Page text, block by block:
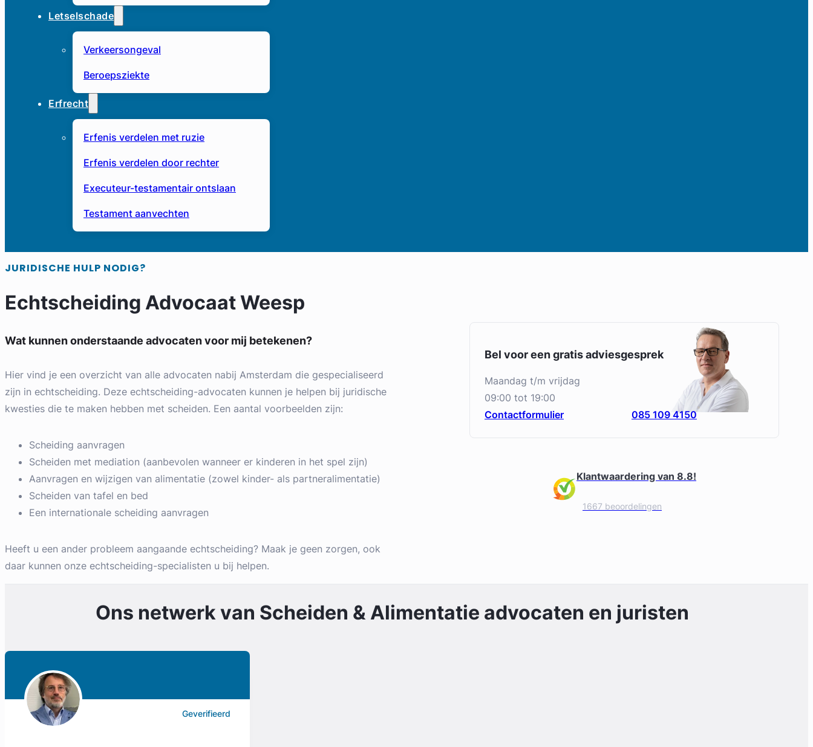
Letselschade
Verkeersongeval
Beroepsziekte
Erfrecht
Erfenis verdelen met ruzie
Erfenis verdelen door rechter
Executeur-testamentair ontslaan
Testament aanvechten
JURIDISCHE HULP NODIG?
Echtscheiding Advocaat Weesp
Wat kunnen onderstaande advocaten voor mij betekenen?
Hier vind je een overzicht van alle advocaten nabij Amsterdam die gespecialiseerd
zijn in echtscheiding. Deze echtscheiding-advocaten kunnen je helpen bij juridische
kwesties die te maken hebben met scheiden. Een aantal voorbeelden zijn:
Scheiding aanvragen
Scheiden met mediation (aanbevolen wanneer er kinderen in het spel zijn)
Aanvragen en wijzigen van alimentatie (zowel kinder- als partneralimentatie)
Scheiden van tafel en bed
Een internationale scheiding aanvragen
Heeft u een ander probleem aangaande echtscheiding? Maak je geen zorgen, ook
daar kunnen onze echtscheiding-specialisten u bij helpen.
Bel voor een gratis adviesgesprek
maandag t/m vrijdag
09:00 tot 19:00
Contactformulier
085 109 4150
Klantwaardering van 8.8!
1667 beoordelingen
Ons netwerk van Scheiden & Alimentatie advocaten en juristen
Geverifieerd